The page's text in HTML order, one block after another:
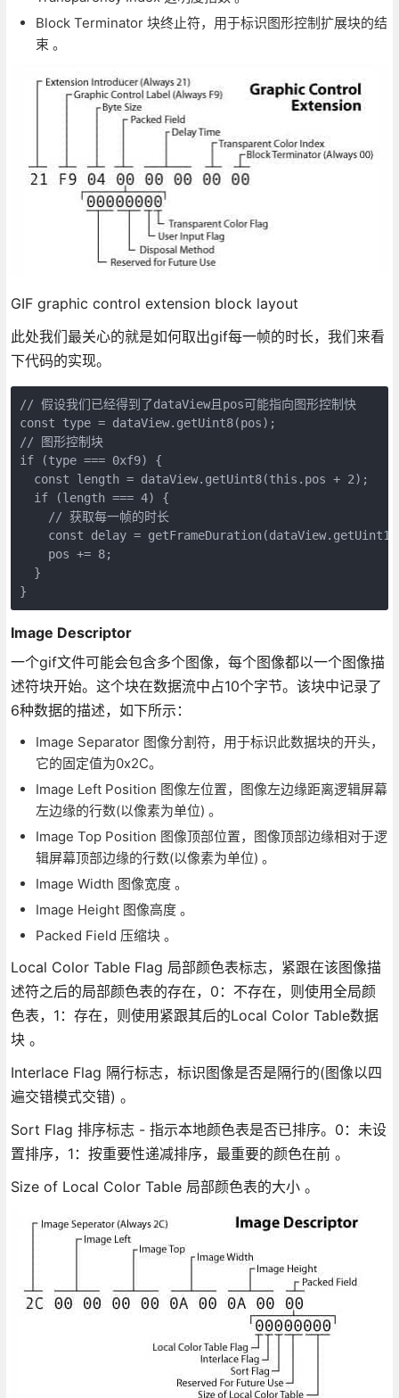
Block Terminator 块终止符，用于标识图形控制扩展块的结
束 。
GIF graphic control extension block layout
此处我们最关心的就是如何取出gif每一帧的时长，我们来看
下代码的实现。
// 假设我们已经得到了dataView且pos可能指向图形控制快
const type = dataView.getUint8(pos);
// 图形控制块
if (type === 0xf9) {
  const length = dataView.getUint8(this.pos + 2);
  if (length === 4) {
    // 获取每一帧的时长
const delay =
    pos += 8;
  }
}
Image Descriptor
一个gif文件可能会包含多个图像，每个图像都以一个图像描
述符块开始。这个块在数据流中占10个字节。该块中记录了
6种数据的描述，如下所示：
Image Separator 图像分割符，用于标识此数据块的开头，
它的固定值为0x2C。
Image Left Position 图像左位置，图像左边缘距离逻辑屏幕
左边缘的行数(以像素为单位) 。
Image Top Position 图像顶部位置，图像顶部边缘相对于逻
辑屏幕顶部边缘的行数(以像素为单位) 。
Image Width 图像宽度 。
Image Height 图像高度 。
Packed Field 压缩块 。
Local Color Table Flag 局部颜色表标志，紧跟在该图像描
述符之后的局部颜色表的存在，0：不存在，则使用全局颜
色表，1：存在，则使用紧跟其后的Local Color Table数据
块 。
Interlace Flag 隔行标志，标识图像是否是隔行的(图像以四
遍交错模式交错) 。
Sort Flag 排序标志 - 指示本地颜色表是否已排序。0：未设
置排序，1：按重要性递减排序，最重要的颜色在前 。
Size of Local Color Table 局部颜色表的大小 。